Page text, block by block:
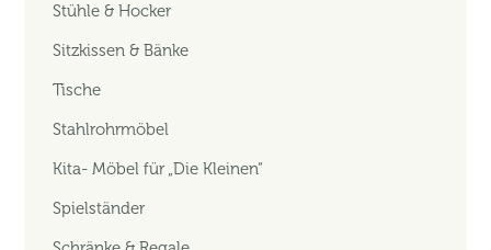
Stühle & Hocker
Sitzkissen & Bänke
Tische
Stahlrohrmöbel
Kita- Möbel für „Die Kleinen“
Spielständer